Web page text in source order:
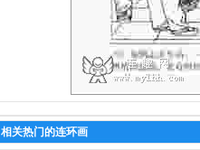
相关热门的连环画